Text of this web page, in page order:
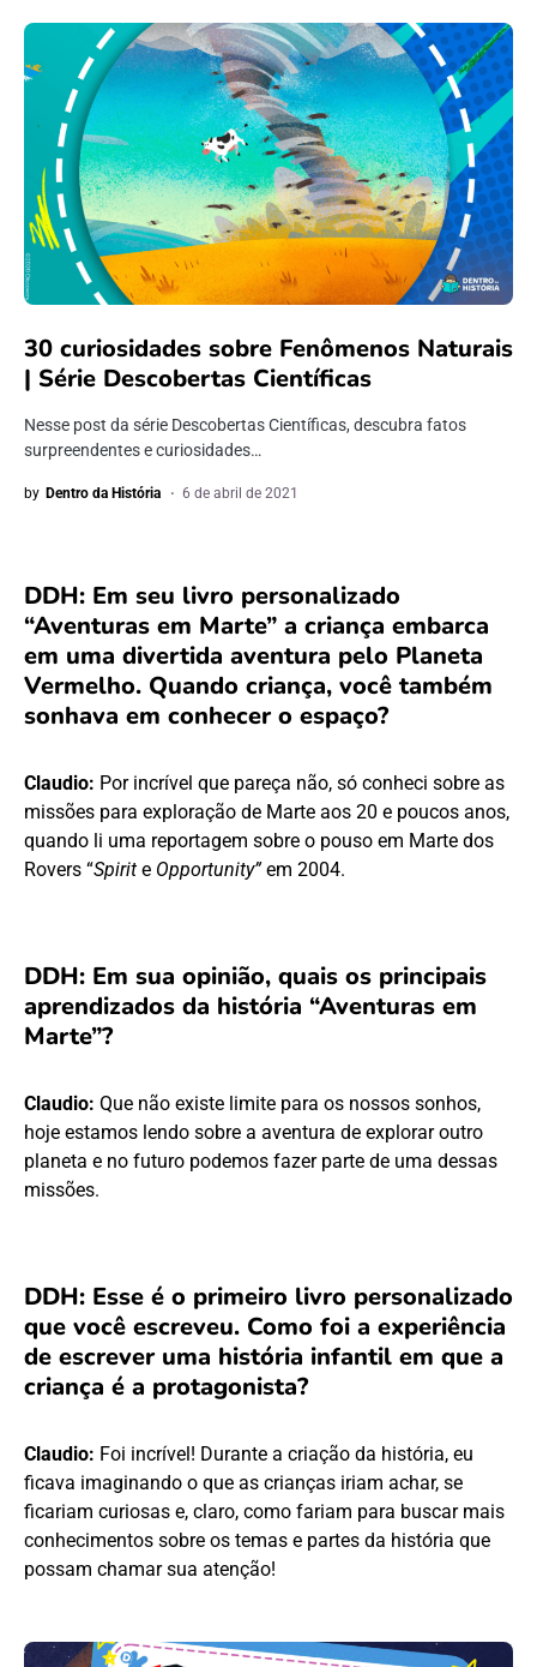
30 curiosidades sobre Fenômenos Naturais
| Série Descobertas Científicas
Nesse post da série Descobertas Científicas, descubra fatos
surpreendentes e curiosidades…
by Dentro da História 6 de abril de 2021
DDH: Em seu livro personalizado
“Aventuras em Marte” a criança embarca
em uma divertida aventura pelo Planeta
Vermelho. Quando criança, você também
sonhava em conhecer o espaço?
Claudio: Por incrível que pareça não, só conheci sobre as
missões para exploração de Marte aos 20 e poucos anos,
quando li uma reportagem sobre o pouso em Marte dos
Rovers “Spirit e Opportunity”em 2004.
DDH: Em sua opinião, quais os principais
aprendizados da história “Aventuras em
Marte”?
Claudio: Que não existe limite para os nossos sonhos,
hoje estamos lendo sobre a aventura de explorar outro
planeta e no futuro podemos fazer parte de uma dessas
missões.
DDH: Esse é o primeiro livro personalizado
que você escreveu. Como foi a experiência
de escrever uma história infantil em que a
criança é a protagonista?
Claudio: Foi incrível! Durante a criação da história, eu
ficava imaginando o que as crianças iriam achar, se
ficariam curiosas e, claro, como fariam para buscar mais
conhecimentos sobre os temas e partes da história que
possam chamar sua atenção!